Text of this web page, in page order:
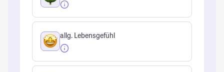
allg. Lebensgefühl